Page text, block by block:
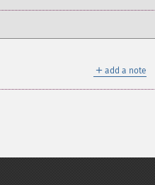
＋ add a note